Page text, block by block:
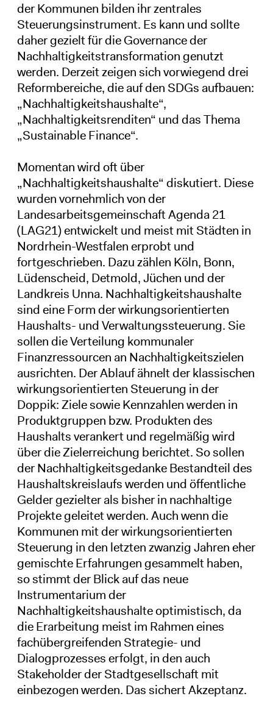
der Kommunen bilden ihr zentrales
Steuerungsinstrument. Es kann und sollte
daher gezielt für die Governance der
Nachhaltigkeitstransformation genutzt
werden. Derzeit zeigen sich vorwiegend drei
Reformbereiche, die auf den SDGs aufbauen:
„Nachhaltigkeitshaushalte“,
„Nachhaltigkeitsrenditen“ und das Thema
„Sustainable Finance“.
Momentan wird oft über
„Nachhaltigkeitshaushalte“ diskutiert. Diese
wurden vornehmlich von der
Landesarbeitsgemeinschaft Agenda 21
(LAG21) entwickelt und meist mit Städten in
Nordrhein-Westfalen erprobt und
fortgeschrieben. Dazu zählen Köln, Bonn,
Lüdenscheid, Detmold, Jüchen und der
Landkreis Unna. Nachhaltigkeitshaushalte
sind eine Form der wirkungsorientierten
Haushalts- und Verwaltungssteuerung. Sie
sollen die Verteilung kommunaler
Finanzressourcen an Nachhaltigkeitszielen
ausrichten. Der Ablauf ähnelt der klassischen
wirkungsorientierten Steuerung in der
Doppik: Ziele sowie Kennzahlen werden in
Produktgruppen bzw. Produkten des
Haushalts verankert und regelmäßig wird
über die Zielerreichung berichtet. So sollen
der Nachhaltigkeitsgedanke Bestandteil des
Haushaltskreislaufs werden und öffentliche
Gelder gezielter als bisher in nachhaltige
Projekte geleitet werden. Auch wenn die
Kommunen mit der wirkungsorientierten
Steuerung in den letzten zwanzig Jahren eher
gemischte Erfahrungen gesammelt haben,
so stimmt der Blick auf das neue
Instrumentarium der
Nachhaltigkeitshaushalte optimistisch, da
die Erarbeitung meist im Rahmen eines
fachübergreifenden Strategie- und
Dialogprozesses erfolgt, in den auch
Stakeholder der Stadtgesellschaft mit
einbezogen werden. Das sichert Akzeptanz.